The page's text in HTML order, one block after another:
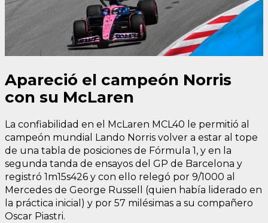
Apareció el campeón Norris
con su McLaren
La confiabilidad en el McLaren MCL40 le permitió al
campeón mundial Lando Norris volver a estar al tope
de una tabla de posiciones de Fórmula 1, y en la
segunda tanda de ensayos del GP de Barcelona y
registró 1m15s426 y con ello relegó por 9/1000 al
Mercedes de George Russell (quien había liderado en
la práctica inicial) y por 57 milésimas a su compañero
Oscar Piastri.